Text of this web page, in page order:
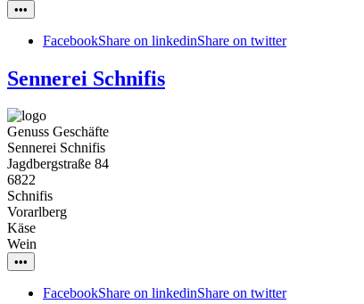
•••
FacebookShare on linkedinShare on twitter
Sennerei Schnifis
Genuss Geschäfte
Sennerei Schnifis
Jagdbergstraße 84
6822
Schnifis
Vorarlberg
Käse
Wein
•••
FacebookShare on linkedinShare on twitter